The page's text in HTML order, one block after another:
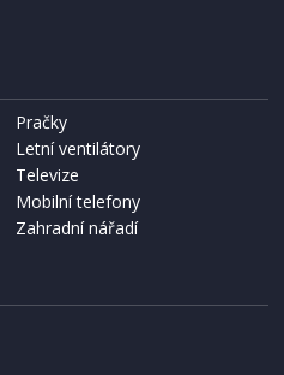
Pračky
Letní ventilátory
Televize
Mobilní telefony
Zahradní nářadí